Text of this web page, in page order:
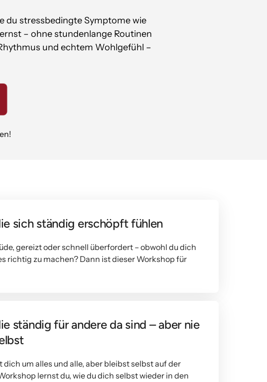
du stressbedingte Symptome wie
– ohne stundenlange Routinen
und echtem Wohlgefühl –
sich ständig erschöpft fühlen
gereizt oder schnell überfordert – obwohl du dich
richtig zu machen? Dann ist dieser Workshop für
ständig für andere da sind – aber nie
dich um alles und alle, aber bleibst selbst auf der
lernst du, wie du dich selbst wieder in den